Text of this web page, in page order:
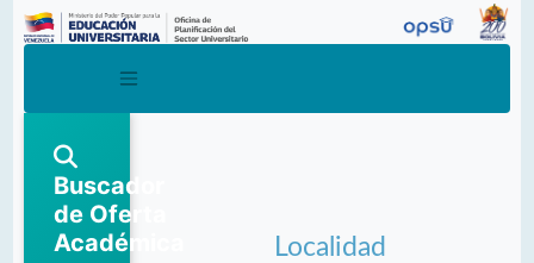
Buscador
de Oferta
Académica
Localidad